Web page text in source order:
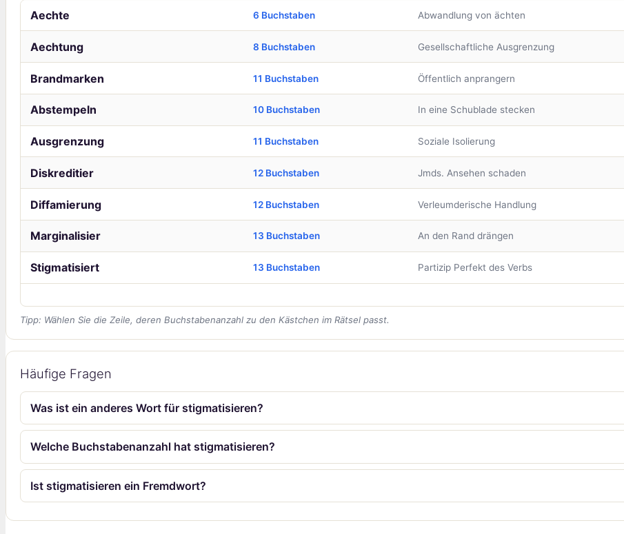
Aechte 6 Buchstaben Abwandlung von ächten
Aechtung 8 Buchstaben Gesellschaftliche Ausgrenzung
Brandmarken 11 Buchstaben Öffentlich anprangern
Abstempeln 10 Buchstaben In eine Schublade stecken
Ausgrenzung 11 Buchstaben Soziale Isolierung
Diskreditier 12 Buchstaben Jmds. Ansehen schaden
Diffamierung 12 Buchstaben Verleumderische Handlung
Marginalisier 13 Buchstaben An den Rand drängen
Stigmatisiert 13 Buchstaben Partizip Perfekt des Verbs
Tipp: Wählen Sie die Zeile, deren Buchstabenanzahl zu den Kästchen im Rätsel passt.
Häufige Fragen
Was ist ein anderes Wort für stigmatisieren?
Welche Buchstabenanzahl hat stigmatisieren?
Ist stigmatisieren ein Fremdwort?